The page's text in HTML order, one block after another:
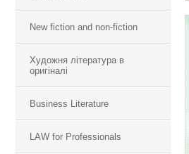
New fiction and non-fiction
Художня література в
оригіналі
Business Literature
LAW for Professionals